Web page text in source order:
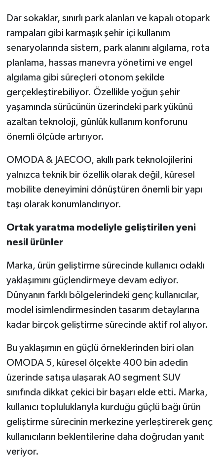
Dar sokaklar, sınırlı park alanları ve kapalı otopark
rampaları gibi karmaşık şehir içi kullanım
senaryolarında sistem, park alanını algılama, rota
planlama, hassas manevra yönetimi ve engel
algılama gibi süreçleri otonom şekilde
gerçekleştirebiliyor. Özellikle yoğun şehir
yaşamında sürücünün üzerindeki park yükünü
azaltan teknoloji, günlük kullanım konforunu
önemli ölçüde artırıyor.
OMODA & JAECOO, akıllı park teknolojilerini
yalnızca teknik bir özellik olarak değil, küresel
mobilite deneyimini dönüştüren önemli bir yapı
taşı olarak konumlandırıyor.
Ortak yaratma modeliyle geliştirilen yeni
nesil ürünler
Marka, ürün geliştirme sürecinde kullanıcı odaklı
yaklaşımını güçlendirmeye devam ediyor.
Dünyanın farklı bölgelerindeki genç kullanıcılar,
model isimlendirmesinden tasarım detaylarına
kadar birçok geliştirme sürecinde aktif rol alıyor.
Bu yaklaşımın en güçlü örneklerinden biri olan
OMODA 5, küresel ölçekte 400 bin adedin
üzerinde satışa ulaşarak A0 segment SUV
sınıfında dikkat çekici bir başarı elde etti. Marka,
kullanıcı topluluklarıyla kurduğu güçlü bağı ürün
geliştirme sürecinin merkezine yerleştirerek genç
kullanıcıların beklentilerine daha doğrudan yanıt
veriyor.